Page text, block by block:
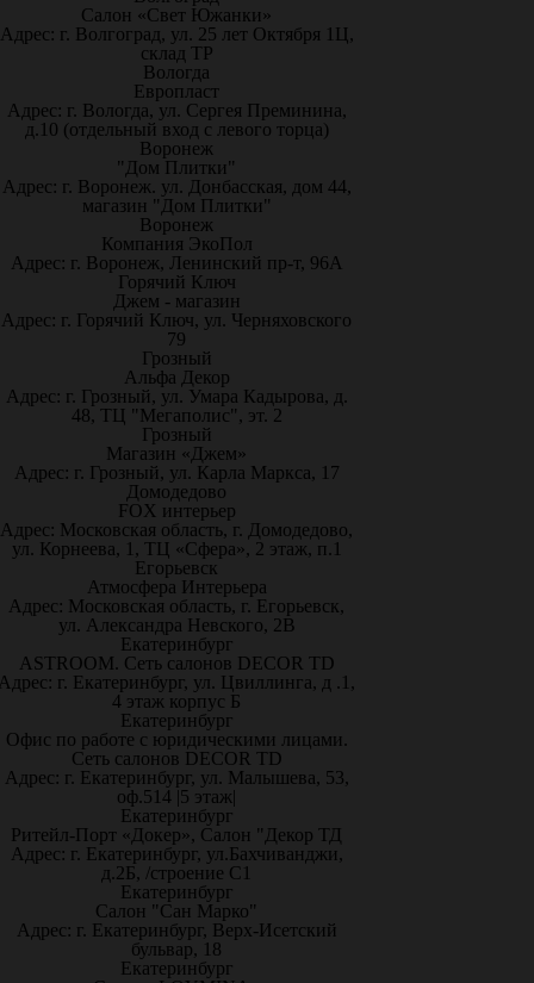
Салон «Свет Южанки»
Адрес: г. Волгоград, ул. 25 лет Октября 1Ц,
склад ТР
Вологда
Европласт
Адрес: г. Вологда, ул. Сергея Преминина,
д.10 (отдельный вход с левого торца)
Воронеж
"Дом Плитки"
Адрес: г. Воронеж. ул. Донбасская, дом 44,
магазин "Дом Плитки"
Воронеж
Компания ЭкоПол
Адрес: г. Воронеж, Ленинский пр-т, 96А
Горячий Ключ
Джем - магазин
Адрес: г. Горячий Ключ, ул. Черняховского
79
Грозный
Альфа Декор
Адрес: г. Грозный, ул. Умара Кадырова, д.
48, ТЦ "Мегаполис", эт. 2
Грозный
Магазин «Джем»
Адрес: г. Грозный, ул. Карла Маркса, 17
Домодедово
FOX интерьер
Адрес: Московская область, г. Домодедово,
ул. Корнеева, 1, ТЦ «Сфера», 2 этаж, п.1
Егорьевск
Атмосфера Интерьера
Адрес: Московская область, г. Егорьевск,
ул. Александра Невского, 2В
Екатеринбург
ASTROOM. Сеть салонов DECOR TD
г. Екатеринбург, ул. Цвиллинга, д .1,
4 этаж корпус Б
Екатеринбург
Офис по работе с юридическими лицами.
Сеть салонов DECOR TD
Адрес: г. Екатеринбург, ул. Малышева, 53,
оф.514 |5 этаж|
Екатеринбург
Ритейл-Порт «Докер», Салон "Декор ТД
Адрес: г. Екатеринбург, ул.Бахчиванджи,
д.2Б, /строение С1
Екатеринбург
Салон "Сан Марко"
Адрес: г. Екатеринбург, Верх-Исетский
бульвар, 18
Екатеринбург